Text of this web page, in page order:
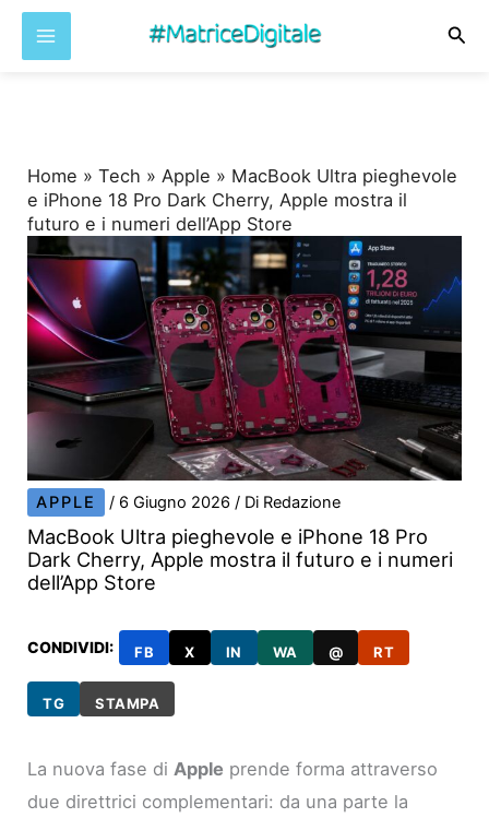
Home »Tech »Apple » MacBook Ultra pieghevole
e iPhone 18 Pro Dark Cherry, Apple mostra il
futuro e i numeri dell’App Store
APPLE / 6 Giugno 2026/ Di Redazione
MacBook Ultra pieghevole e iPhone 18 Pro
Dark Cherry, Apple mostra il futuro e i numeri
dell’App Store
CONDIVIDI: FB X IN WA @ RT
TG STAMPA
La nuova fase di Apple prende forma attraverso
due direttrici complementari: da una parte la